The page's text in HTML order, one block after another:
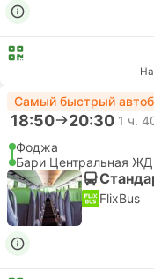
Самый быстрый
18:50 20:30 1 ч.
Фоджа
Бари Центральная ЖД
FlixBus